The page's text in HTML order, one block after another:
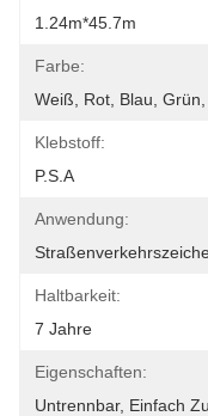
1.24m*45.7m
Farbe:
Weiß, Rot, Blau, Grün,
Klebstoff:
P.S.A
Anwendung:
Haltbarkeit:
7 Jahre
Eigenschaften:
Untrennbar, Einfach